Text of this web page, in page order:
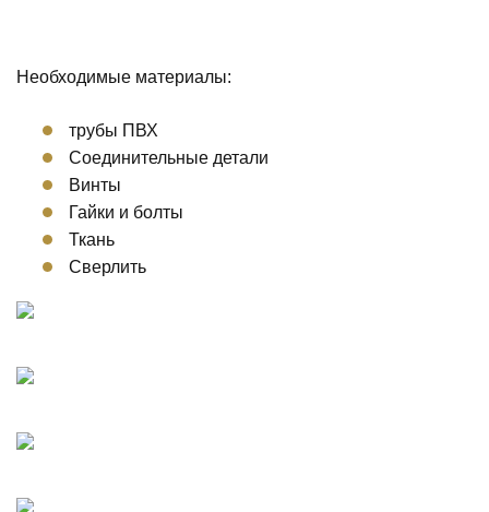
Необходимые материалы:
трубы ПВХ
Соединительные детали
Винты
Гайки и болты
Ткань
Сверлить